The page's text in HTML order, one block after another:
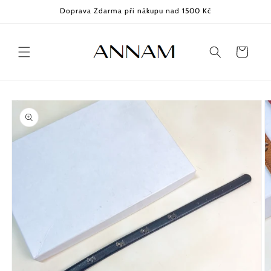
Doprava Zdarma při nákupu nad 1500 Kč
Košík
informace
produktu